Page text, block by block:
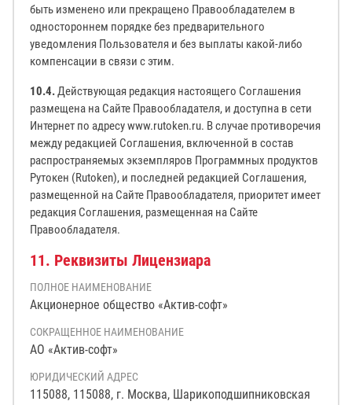
быть изменено или прекращено Правообладателем в
одностороннем порядке без предварительного
уведомления Пользователя и без выплаты какой-либо
компенсации в связи с этим.
10.4.Действующая редакция настоящего Соглашения
размещена на Сайте Правообладателя, и доступна в сети
Интернет по адресу www.rutoken.ru. В случае противоречия
между редакцией Соглашения, включенной в состав
распространяемых экземпляров Программных продуктов
Рутокен (Rutoken), и последней редакцией Соглашения,
размещенной на Сайте Правообладателя, приоритет имеет
редакция Соглашения, размещенная на Сайте
Правообладателя.
11. Реквизиты Лицензиара
ПОЛНОЕ НАИМЕНОВАНИЕ
Акционерное общество «Актив-софт»
СОКРАЩЕННОЕ НАИМЕНОВАНИЕ
АО «Актив-софт»
ЮРИДИЧЕСКИЙ АДРЕС
115088, 115088, г. Москва, Шарикоподшипниковская